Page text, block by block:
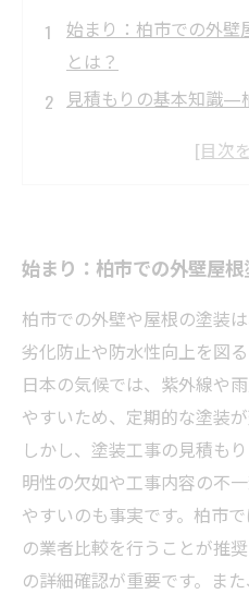
始まり：柏市での外壁
とは？
見積もりの基本知識—
中盤：よくある見積
の対処法とは？
終わりに：トラブルを
るためのベストプラク
柏市の外壁屋根塗装で
ェックポイント
専門家が教える！柏
装見積もりのコツ
始まり：柏市での外壁屋
柏市での外壁や屋根の塗装
劣化防止や防水性向上を図
日本の気候では、紫外線や
やすいため、定期的な塗装
しかし、塗装工事の見積も
明性の欠如や工事内容の不
やすいのも事実です。柏市
の業者比較を行うことが推
の詳細確認が重要です。ま